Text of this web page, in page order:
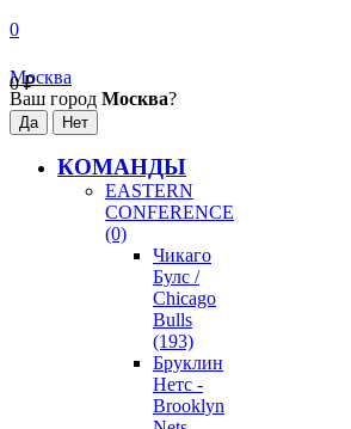
0
0₽
Москва
Ваш город Москва?
КОМАНДЫ
EASTERN
CONFERENCE
(0)
Чикаго
Булс /
Chicago
Bulls
(193)
Бруклин
Нетс -
Brooklyn